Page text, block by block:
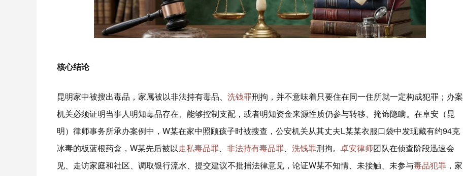
核心结论
昆明家中被搜出毒品，家属被以非法持有毒品、 洗钱罪刑拘，并不意味着只要住在同一住所就一定构成犯罪；办案
机关必须证明当事人明知毒品存在、能够控制支配，或者明知资金来源性质仍参与转移、掩饰隐瞒。在卓安（昆
明）律师事务所承办案例中，W某在家中照顾孩子时被搜查，公安机关从其丈夫L某某衣服口袋中发现藏有约94克
冰毒的板蓝根药盒，W某先后被以走私毒品罪、 非法持有毒品罪、 洗钱罪刑拘。 卓安律师团队在侦查阶段迅速会
见、走访家庭和社区、调取银行流水、提交建议不批捕法律意见，论证W某不知情、未接触、未参与毒品犯罪 ，家